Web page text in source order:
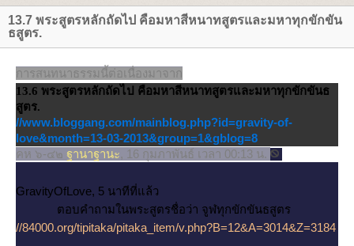
13.7 พระสูตรหลักถัดไป คือมหาสีหนาทสูตรและมหาทุกขักขัน
ธสูตร.
การสนทนาธรรมนี้ต่อเนื่องมาจาก
13.6 พระสูตรหลักถัดไป คือมหาสีหนาทสูตรและมหาทุกขักขันธ
สูตร.
//www.bloggang.com/mainblog.php?id=gravity-of-
love&month=13-03-2013&group=1&gblog=8
คห ๖-๔๒ ฐานาฐานะ, 16 กุมภาพันธ์ เวลา 00:13 น.
GravityOfLove, 5 นาทีที่แล้ว
ตอบคำถามในพระสูตรชื่อว่า จูฬทุกขักขันธสูตร
//84000.org/tipitaka/pitaka_item/v.php?B=12&A=3014&Z=3184